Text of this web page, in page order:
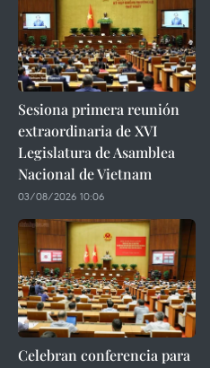
Sesiona primera reunión
extraordinaria de XVI
Legislatura de Asamblea
Nacional de Vietnam
03/08/2026 10:06
Celebran conferencia para